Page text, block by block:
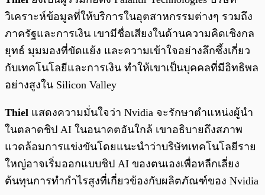
วิเคราะห์ข้อมูลที่ให้บริการในอุตสาหกรรมต่างๆ รวมถึง
ภาครัฐและการเงิน เขามีชื่อเสียงในด้านความคิดเชิงกล
ยุทธ์ มุมมองที่ขัดแย้ง และความเข้าใจอย่างลึกซึ้งเกี่ยว
กับเทคโนโลยีและการเงิน ทำให้เขาเป็นบุคคลที่มีอิทธิพล
อย่างสูงใน Silicon Valley
Thiel แสดงความมั่นใจว่า Nvidia จะรักษาตำแหน่งผู้นำ
ในตลาดชิป AI ในอนาคตอันใกล้ เขาอธิบายถึงสภาพ
แวดล้อมการแข่งขันโดยแนะนำว่าบริษัทเทคโนโลยีราย
ใหญ่อาจเริ่มออกแบบชิป AI ของตนเองเพื่อหลีกเลี่ยง
ต้นทุนการทำกำไรสูงที่เกี่ยวข้องกับผลิตภัณฑ์ของ Nvidia